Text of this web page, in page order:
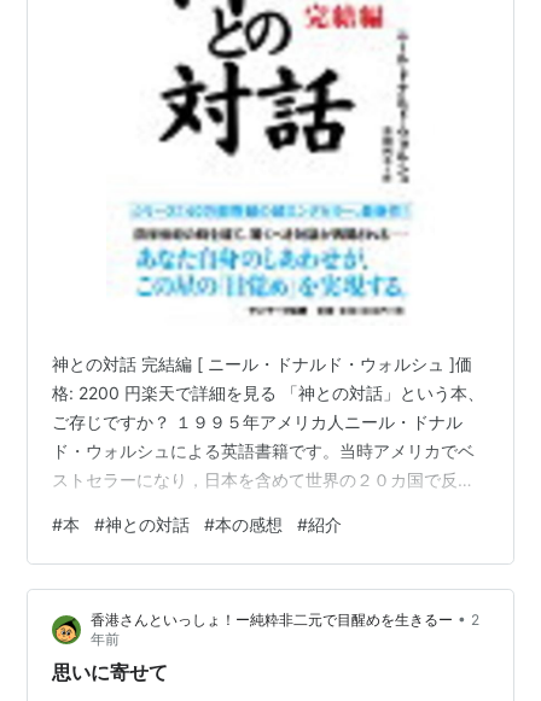
神との対話 完結編 [ ニール・ドナルド・ウォルシュ ]価
格: 2200 円楽天で詳細を見る 「神との対話」という本、
ご存じですか？ １９９５年アメリカ人ニール・ドナル
ド・ウォルシュによる英語書籍です。当時アメリカでベ
ストセラーになり，日本を含めて世界の２０カ国で反
系？宗教？」と思われるかもしれませんが、 実はこれ、
めちゃくちゃ深くて面白い哲学書なんです。 著者のニー
ル・ドナルド・ウォルシュさんが、人生どん底のときに
神様（らしき存在）と対話する…という形で進む本なの
ですが、 ７、８年前に読んだ本ですが，なにゆえ子育て
の専業主婦が読んだかという…
#本 #神との対話 #本の感想 #紹介
香港さんといっしょ！ー純粋非二元で目醒めを生きるー • 2
年前
思いに寄せて